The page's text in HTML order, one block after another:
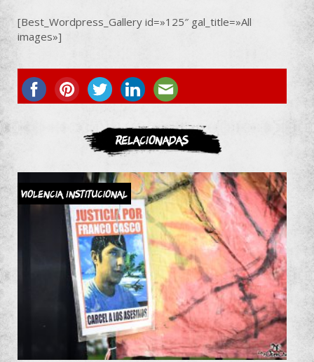
[Best_Wordpress_Gallery id=»125″ gal_title=»All
images»]
ASOCIATE
Relacionadas
Violencia Institucional